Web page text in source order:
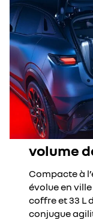
volume
Compacte à
évolue en
coffre et 33 L
conjugue